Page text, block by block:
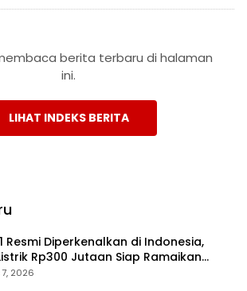
berita terbaru di halaman
ini.
LIHAT INDEKS BERITA
Resmi Diperkenalkan di Indonesia,
Rp300 Jutaan Siap Ramaikan
2026